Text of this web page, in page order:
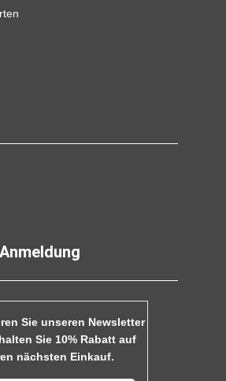
Sie unseren Newsletter
Sie 10% Rabatt auf
nächsten Einkauf.